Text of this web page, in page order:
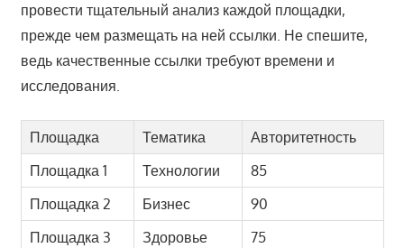
провести тщательный анализ каждой площадки,
прежде чем размещать на ней ссылки. Не спешите,
ведь качественные ссылки требуют времени и
исследования.
Площадка Тематика
Авторитетность
Площадка 1
Технологии
85
Площадка 2
Бизнес
90
Площадка 3
Здоровье 75